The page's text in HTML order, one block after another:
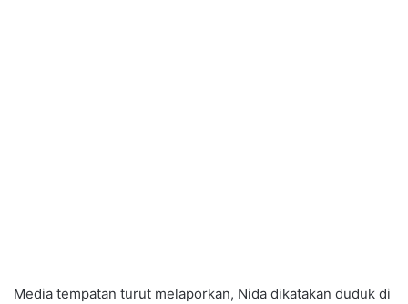
Media tempatan turut melaporkan, Nida dikatakan duduk di